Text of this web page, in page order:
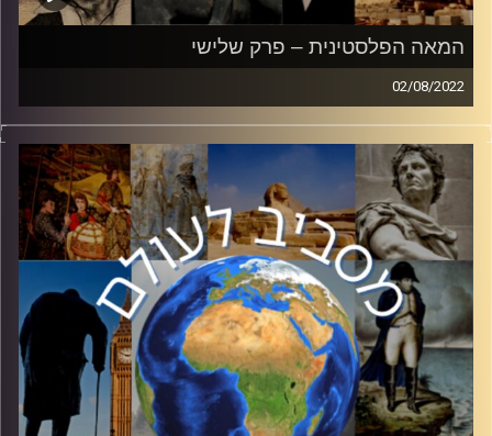
המאה הפלסטינית – פרק שלישי
02/08/2022
עד כמה אנחנו באמת מכירים את השכנים שלנו? בסדרת
הפרקים ״המאה הפלסטינית״
ד״ר מיכאל מילשטיין יסקור את ההתפתחויות והדמויות
המשפיעות בחברה הפלסטינית מתחילת המאה ה – 20 ועד
היום.
הייתה תקווה לסיום הסכסוך, אז תקווה זו התנפצה לרסיסים
לאחר כישלון השיחות ופרוץ האינתיפאדה השנייה. האם אי
פעם נצליח להגיע לשלום? מהן ההשלכות לנתק ארוך השנים
בינינו לבין הפלסטינים?